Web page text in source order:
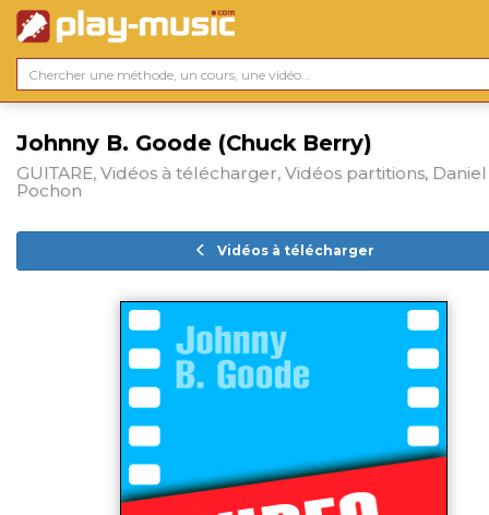
Johnny B. Goode (Chuck Berry)
GUITARE, Vidéos à télécharger, Vidéos partitions,
Pochon
Vidéos à télécharger